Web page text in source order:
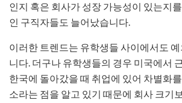
인지 혹은 회사가 성장 가능성이 있는지
인 구직자들도 늘어났습니다.
이러한 트렌드는 유학생들 사이에서도
니다. 더구나 유학생들의 경우 미국에서
한국에 돌아갔을 때 취업에 있어 차별화
소라는 점을 알고 있기 때문에 회사 크기